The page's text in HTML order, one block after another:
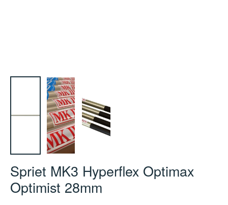
Spriet MK3 Hyperflex Optimax
Optimist 28mm